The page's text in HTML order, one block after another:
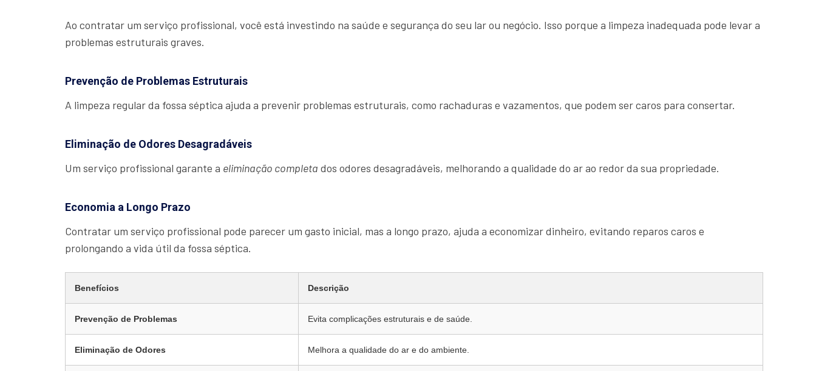
Ao contratar um serviço profissional, você está investindo na saúde e segurança do seu lar ou negócio. Isso porque a limpeza inadequada pode levar a
problemas estruturais graves.
Prevenção de Problemas Estruturais
A limpeza regular da fossa séptica ajuda a prevenir problemas estruturais, como rachaduras e vazamentos, que podem ser caros para consertar.
Eliminação de Odores Desagradáveis
Um serviço profissional garante a eliminação completa dos odores desagradáveis, melhorando a qualidade do ar ao redor da sua propriedade.
Economia a Longo Prazo
Contratar um serviço profissional pode parecer um gasto inicial, mas a longo prazo, ajuda a economizar dinheiro, evitando reparos caros e
prolongando a vida útil da fossa séptica.
Benefícios Descrição
Prevenção de Problemas Evita complicações estruturais e de saúde.
Eliminação de Odores Melhora a qualidade do ar e do ambiente.